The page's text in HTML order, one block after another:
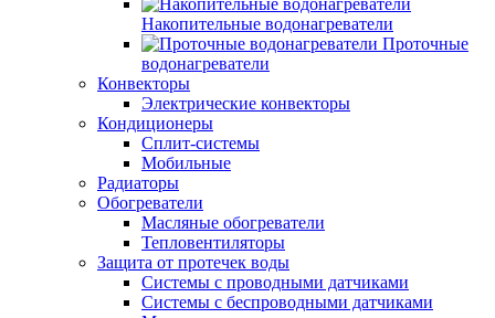
Накопительные водонагреватели
Проточные
водонагреватели
Конвекторы
Электрические конвекторы
Кондиционеры
Сплит-системы
Мобильные
Радиаторы
Обогреватели
Масляные обогреватели
Тепловентиляторы
Защита от протечек воды
Системы с проводными датчиками
Системы с беспроводными датчиками